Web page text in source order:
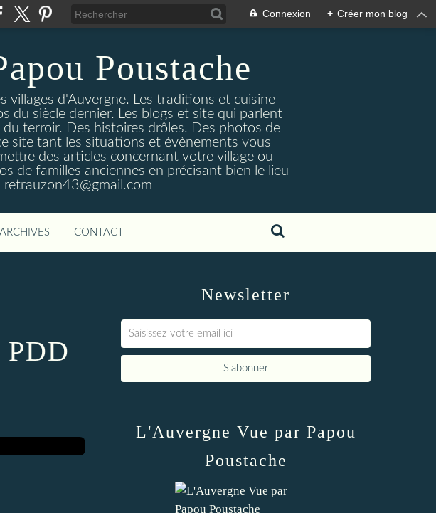
Connexion + Créer mon blog
Poustache
villages d'Auvergne. Les traditions et cuisine
du siècle dernier. Les blogs et site qui parlent
terroir. Des histoires drôles. Des photos de
site tant les situations et évènements vous
des articles concernant votre village ou
de familles anciennes en précisant bien le lieu
ARCHIVES CONTACT
Newsletter
L'Auvergne Vue par Papou
Poustache